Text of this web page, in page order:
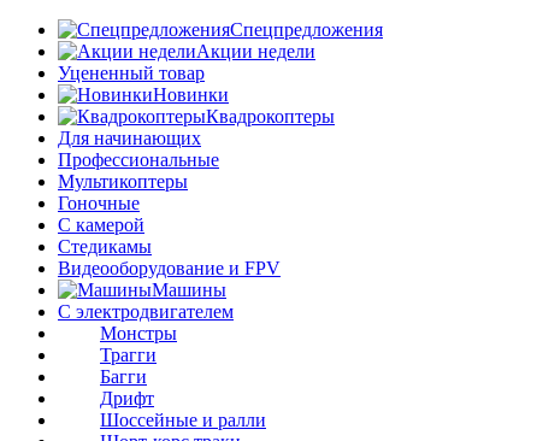
Спецпредложения
Акции недели
Уцененный товар
Новинки
Квадрокоптеры
Для начинающих
Профессиональные
Мультикоптеры
Гоночные
C камерой
Стедикамы
Видеооборудование и FPV
Машины
С электродвигателем
Монстры
Трагги
Багги
Дрифт
Шоссейные и ралли